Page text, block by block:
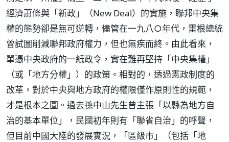
經濟蕭條與「新政」（New Deal）的實施，聯邦中央集
權的態勢卻是無可逆轉，儘管在一九八○年代，雷根總統
曾試圖削減聯邦政府權力，但也無疾而終。由此看來，
單憑中央政府的一紙政令，實在難再堅持「中央集權」
（或「地方分權」）的政策。相對的，透過憲政制度的
改革，對於中央與地方政府的權限僅作原則性的規範，
才是根本之圖。過去孫中山先生曾主張「以縣為地方自
治的基本單位」，民國初年則有「聯省自治」的呼聲，
但目前中國大陸的發展實況，「區級市」（包括「地